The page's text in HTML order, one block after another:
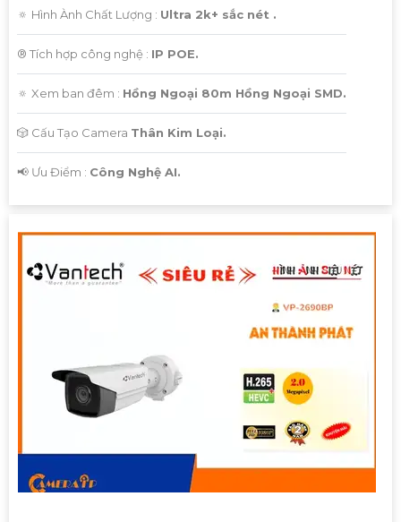
🔅 Hình Ành Chất Lượng : Ultra 2k+ sắc nét .
®️ Tích hợp công nghệ : IP POE.
🔅 Xem ban đêm : Hồng Ngoại 80m Hồng Ngoại SMD.
🎲 Cấu Tạo Camera Thân Kim Loại.
️📢 Ưu Điểm : Công Nghệ AI.